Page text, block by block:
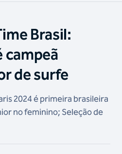
Brasil:
campeã
de surfe
2024 é primeira brasileira
no feminino; Seleção de